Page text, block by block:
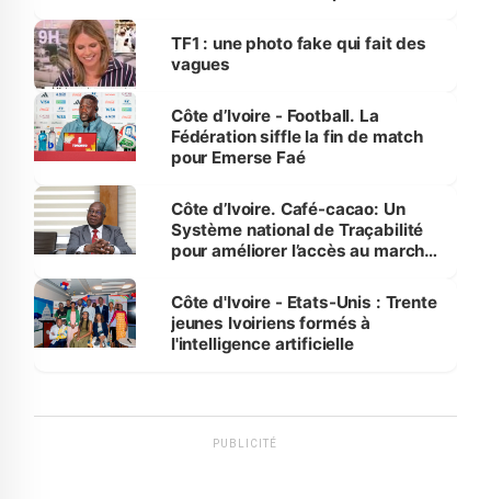
sur la scène internationale »
TF1 : une photo fake qui fait des
vagues
Côte d’Ivoire - Football. La
Fédération siffle la fin de match
pour Emerse Faé
Côte d’Ivoire. Café-cacao: Un
Système national de Traçabilité
pour améliorer l’accès au marché
Côte d'Ivoire - Etats-Unis : Trente
jeunes Ivoiriens formés à
l'intelligence artificielle
PUBLICITÉ